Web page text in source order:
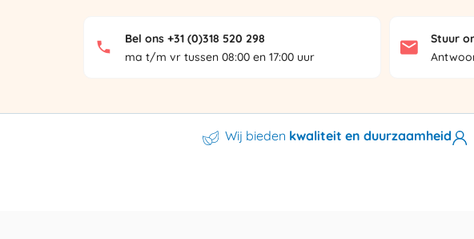
Bel ons +31 (0)318 520 298
ma t/m vr tussen 08:00 en 17:00 uur
Stuur
Wij bieden kwaliteit en duurzaamheid